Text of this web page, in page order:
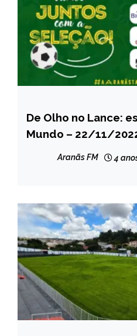
ESPORTES
NOTÍCIAS
De Olho no Lance:
Mundo – 22/11/
Aranãs FM 4